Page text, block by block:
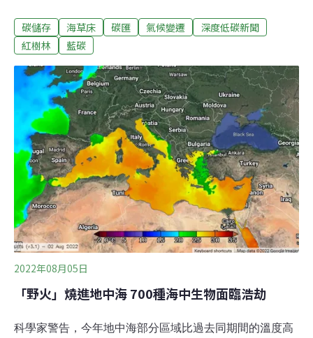
年還將推出海草床復育示範區。為達成2050淨零轉型，國
發會規劃12項關鍵戰略，交由主責部會來規劃，年底前須
責，於上週（18日）召開「自然碳匯關鍵戰略社會溝通會
議」。看好森林土壤、海洋藍碳 農委會：2040年目標
1000萬公噸自然碳匯森林、土壤、海洋三大碳匯當中，由
於土壤及海洋碳匯尚缺基礎資料，國內溫室氣體排放移除
源僅納入森林碳匯。而全台的森林能移除多少二氧化碳？
根據最新一期「國家溫室氣體排放清冊報告」，2020年森
林的溫室氣體移除量為2190.5萬公噸二氧化碳，約可抵減
全國排放量7.6%。要提升大自然的碳吸存量，就是增加碳
匯，
碳儲存 海草床 碳匯 氣候變遷
深度低碳新聞
紅樹林
藍碳
2022年08月05日
「野火」燒進地中海 700種海中生物面臨浩劫
科學家警告，今年地中海部分區域比過去同期間的溫度高